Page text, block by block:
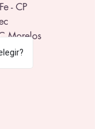
- CP
Morelos